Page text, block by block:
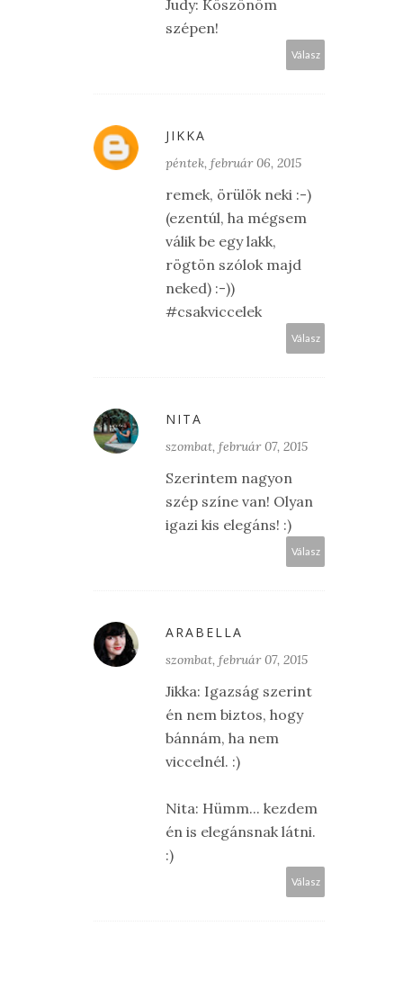
Judy: Köszönöm
szépen!
Válasz
JIKKA
péntek, február 06, 2015
remek, örülök neki :-)
(ezentúl, ha mégsem
válik be egy lakk,
rögtön szólok majd
neked) :-))
#csakviccelek
Válasz
NITA
szombat, február 07, 2015
Szerintem nagyon
szép színe van! Olyan
igazi kis elegáns! :)
Válasz
ARABELLA
szombat, február 07, 2015
Jikka: Igazság szerint
én nem biztos, hogy
bánnám, ha nem
viccelnél. :)
Nita: Hümm... kezdem
én is elegánsnak látni.
:)
Válasz